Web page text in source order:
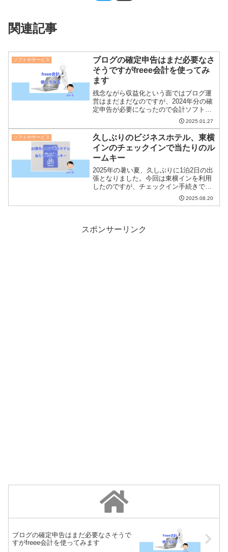
関連記事
ソフトやサービス
ブログの確定申告はまだ必要なさ
そうですがfreee会計を使ってみ
ます
残念ながら収益化という面ではブログ運
営はまだまだなのですが、2024年分の確
定申告が必要になったので会計ソフトを
使ってみることにしました。最終的に
freee会計を選びましたので、なぜ選んだ
かや使いはじめての感想について説明し
ます。
2025.01.27
ソフトやサービス
久しぶりのビジネスホテル、東横
インのチェックインで当たりのル
ームキー
2025年の暑い夏、久しぶりに1泊2日の出
張となりました。今回は東横インを利用
したのですが、チェックイン手続きで青
い「当たったで～」ルームキーが出てき
た話をまとめました。くじに当たった経
2025.08.20
スポンサーリンク
ブログの確定申告はまだ必要なさそうで
すがfreee会計を使ってみます